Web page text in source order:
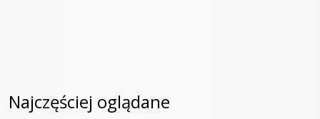
Najczęściej oglądane